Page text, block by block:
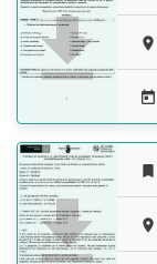
 



